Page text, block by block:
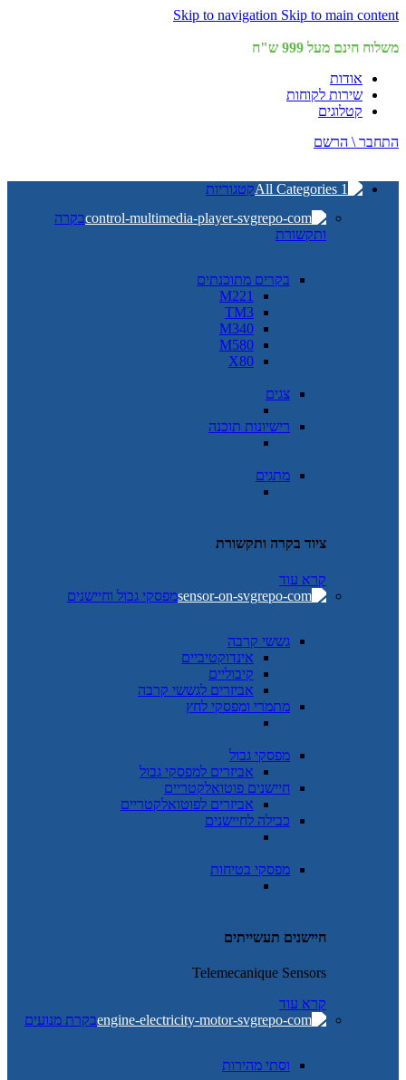
Skip to navigation Skip to main content
משלוח חינם מעל 999 ש"ח
אודות
שירות לקוחות
קטלוגים
התחבר \ הרשם
קטגוריות
בקרה
ותקשורת
בקרים מתוכנתים
M221
TM3
M340
M580
X80
צגים
רישיונות תוכנה
מתגים
ציוד בקרה ותקשורת
קרא עוד
מפסקי גבול וחיישנים
גששי קרבה
אינדוקטיביים
קיבוליים
אביזרים לגששי קרבה
מתמרי ומפסקי לחץ
מפסקי גבול
אביזרים למפסקי גבול
חיישנים פוטואלקטריים
אביזרים לפוטואלקטריים
כבילה לחיישנים
מפסקי בטיחות
חיישנים תעשייתים
Telemecanique Sensors
קרא עוד
בקרת מנועים
וסתי מהירות